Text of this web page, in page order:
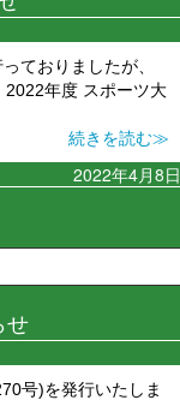
ておりましたが、
2022年度 スポーツ大
続きを読む≫
2022年4月8日
せ
号)を発行いたしま